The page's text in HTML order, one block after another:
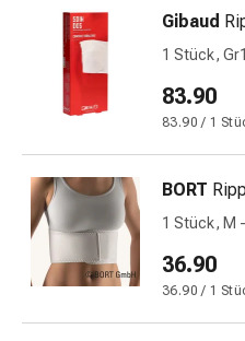
Pflasterbinden,
Tapes
&
Netzverbände
Verbrennungen
Sonnenbrand
Gibaud
1 Stück,
83.90
83.90 / 1
BORT
1 Stück, M
36.90
36.90 / 1